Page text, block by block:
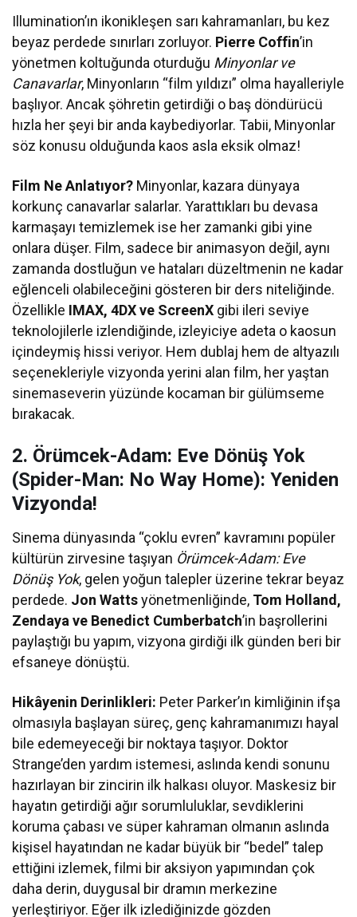
Illumination’ın ikonikleşen sarı kahramanları, bu kez
beyaz perdede sınırları zorluyor. Pierre Coffin’in
yönetmen koltuğunda oturduğu Minyonlar ve
Canavarlar, Minyonların “film yıldızı” olma hayalleriyle
başlıyor. Ancak şöhretin getirdiği o baş döndürücü
hızla her şeyi bir anda kaybediyorlar. Tabii, Minyonlar
söz konusu olduğunda kaos asla eksik olmaz!
Film Ne Anlatıyor? Minyonlar, kazara dünyaya
korkunç canavarlar salarlar. Yarattıkları bu devasa
karmaşayı temizlemek ise her zamanki gibi yine
onlara düşer. Film, sadece bir animasyon değil, aynı
zamanda dostluğun ve hataları düzeltmenin ne kadar
eğlenceli olabileceğini gösteren bir ders niteliğinde.
Özellikle IMAX, 4DX ve ScreenX gibi ileri seviye
teknolojilerle izlendiğinde, izleyiciye adeta o kaosun
içindeymiş hissi veriyor. Hem dublaj hem de altyazılı
seçenekleriyle vizyonda yerini alan film, her yaştan
sinemaseverin yüzünde kocaman bir gülümseme
bırakacak.
2. Örümcek-Adam: Eve Dönüş Yok
(Spider-Man: No Way Home): Yeniden
Vizyonda!
Sinema dünyasında “çoklu evren” kavramını popüler
kültürün zirvesine taşıyan Örümcek-Adam: Eve
Dönüş Yok, gelen yoğun talepler üzerine tekrar beyaz
perdede. Jon Wattsyönetmenliğinde, Tom Holland,
Zendaya ve Benedict Cumberbatch’in başrollerini
paylaştığı bu yapım, vizyona girdiği ilk günden beri bir
efsaneye dönüştü.
Hikâyenin Derinlikleri: Peter Parker’ın kimliğinin ifşa
olmasıyla başlayan süreç, genç kahramanımızı hayal
bile edemeyeceği bir noktaya taşıyor. Doktor
Strange’den yardım istemesi, aslında kendi sonunu
hazırlayan bir zincirin ilk halkası oluyor. Maskesiz bir
hayatın getirdiği ağır sorumluluklar, sevdiklerini
koruma çabası ve süper kahraman olmanın aslında
kişisel hayatından ne kadar büyük bir “bedel” talep
ettiğini izlemek, filmi bir aksiyon yapımından çok
daha derin, duygusal bir dramın merkezine
yerleştiriyor. Eğer ilk izlediğinizde gözden